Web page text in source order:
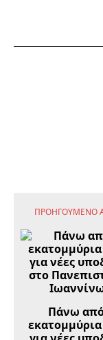
ΠΡΟΗΓΟΎΜΕΝΟ
Πάνω